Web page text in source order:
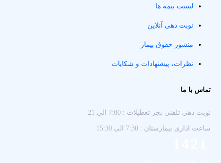
لیست بیمه ها
نوبت دهی آنلاین
منشور حقوق بیمار
نظرات، پیشنهادات و شکایات
تماس با ما
نوبت دهی تلفنی بجز تعطیلات : 7:00 الی 21
ساعت اداری بیمارستان : 7:30 الی 15:30